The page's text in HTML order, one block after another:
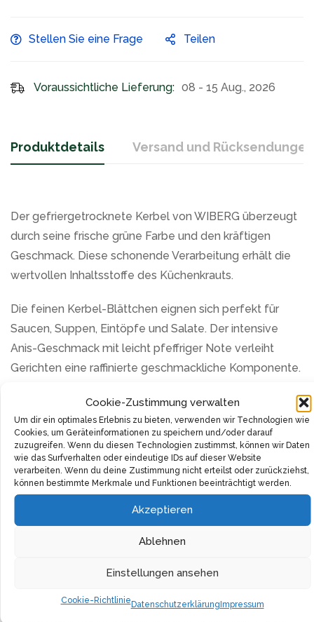
Cookie-Zustimmung verwalten
Um dir ein optimales Erlebnis zu bieten, verwenden wir Technologien wie
Cookies, um Geräteinformationen zu speichern und/oder darauf
zuzugreifen. Wenn du diesen Technologien zustimmst, können wir Daten
wie das Surfverhalten oder eindeutige IDs auf dieser Website
verarbeiten. Wenn du deine Zustimmung nicht erteilst oder zurückziehst,
können bestimmte Merkmale und Funktionen beeinträchtigt werden.
Akzeptieren
Ablehnen
Einstellungen ansehen
Cookie-RichtlinieDatenschutzerklärungImpressum
Stellen Sie eine Frage Teilen
Voraussichtliche Lieferung: 08 - 15 Aug., 2026
Produktdetails Versand und Rücksendungen
Der gefriergetrocknete Kerbel von WIBERG überzeugt
durch seine frische grüne Farbe und den kräftigen
Geschmack. Diese schonende Verarbeitung erhält die
wertvollen Inhaltsstoffe des Küchenkrauts.
Die feinen Kerbel-Blättchen eignen sich perfekt für
Saucen, Suppen, Eintöpfe und Salate. Der intensive
Anis-Geschmack mit leicht pfeffriger Note verleiht
Gerichten eine raffinierte geschmackliche Komponente.
WIBERG verarbeitet für dieses Produkt ausschließlich
hochwertige Rohstoffe. Die praktische Streudose
ermöglicht eine einfache Dosierung. Das Aroma bleibt
durch die luftdichte Verpackung lange erhalten.
Die gefriergetrockneten Kräuter lassen sich das ganze
Jahr über flexibel einsetzen – unabhängig von Saison
Gerichte wie Kräutercremesuppen oder Fischgerichte.